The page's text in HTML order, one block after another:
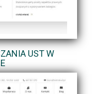
UST W